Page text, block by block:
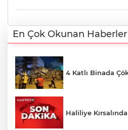
En Çok Okunan Haberler
4 Katlı Binada
Haliliye